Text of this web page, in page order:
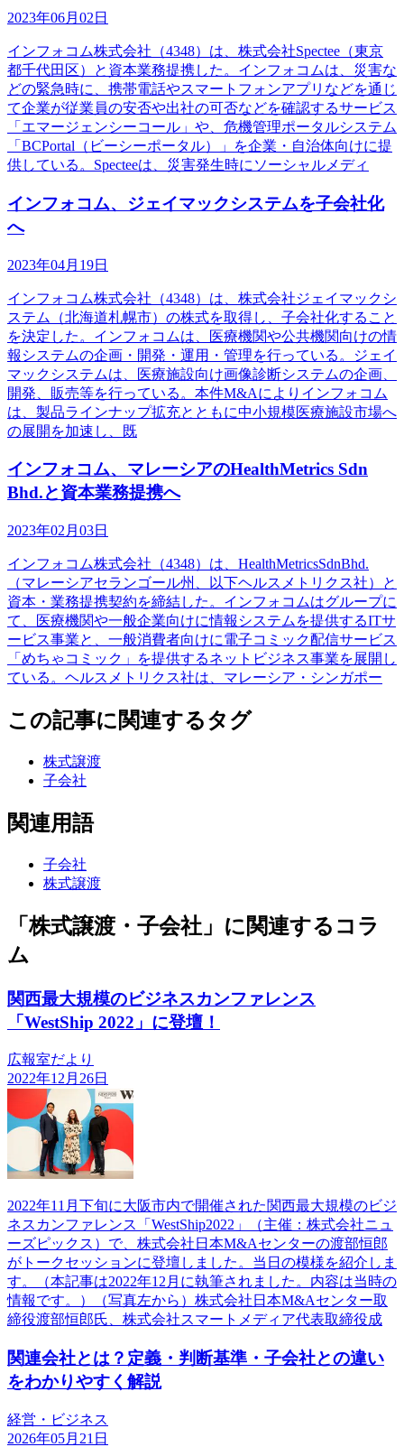
2023年06月02日
インフォコム株式会社（4348）は、株式会社Spectee（東京
都千代田区）と資本業務提携した。インフォコムは、災害な
どの緊急時に、携帯電話やスマートフォンアプリなどを通じ
て企業が従業員の安否や出社の可否などを確認するサービス
「エマージェンシーコール」や、危機管理ポータルシステム
「BCPortal（ビーシーポータル）」を企業・自治体向けに提
供している。Specteeは、災害発生時にソーシャルメディ
インフォコム、ジェイマックシステムを子会社化
へ
2023年04月19日
インフォコム株式会社（4348）は、株式会社ジェイマックシ
ステム（北海道札幌市）の株式を取得し、子会社化すること
を決定した。インフォコムは、医療機関や公共機関向けの情
報システムの企画・開発・運用・管理を行っている。ジェイ
マックシステムは、医療施設向け画像診断システムの企画、
開発、販売等を行っている。本件M&Aによりインフォコム
は、製品ラインナップ拡充とともに中小規模医療施設市場へ
の展開を加速し、既
インフォコム、マレーシアのHealthMetrics Sdn
Bhd.と資本業務提携へ
2023年02月03日
インフォコム株式会社（4348）は、HealthMetricsSdnBhd.
（マレーシアセランゴール州、以下ヘルスメトリクス社）と
資本・業務提携契約を締結した。インフォコムはグループに
て、医療機関や一般企業向けに情報システムを提供するITサ
ービス事業と、一般消費者向けに電子コミック配信サービス
「めちゃコミック」を提供するネットビジネス事業を展開し
ている。ヘルスメトリクス社は、マレーシア・シンガポー
この記事に関連するタグ
株式譲渡
子会社
関連用語
子会社
株式譲渡
「株式譲渡・子会社」に関連するコラ
ム
関西最大規模のビジネスカンファレンス
「WestShip 2022」に登壇！
広報室だより
2022年12月26日
2022年11月下旬に大阪市内で開催された関西最大規模のビジ
ネスカンファレンス「WestShip2022」（主催：株式会社ニュ
ーズピックス）で、株式会社日本M&Aセンターの渡部恒郎
がトークセッションに登壇しました。当日の模様を紹介しま
す。（本記事は2022年12月に執筆されました。内容は当時の
情報です。）（写真左から）株式会社日本M&Aセンター取
締役渡部恒郎氏、株式会社スマートメディア代表取締役成
関連会社とは？定義・判断基準・子会社との違い
をわかりやすく解説
経営・ビジネス
2026年05月21日